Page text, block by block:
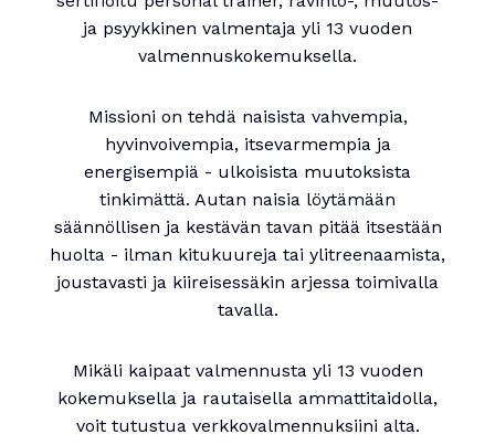
ja psyykkinen valmentaja yli 13 vuoden
valmennuskokemuksella.
Missioni on tehdä naisista vahvempia,
hyvinvoivempia, itsevarmempia ja
energisempiä - ulkoisista muutoksista
tinkimättä. Autan naisia löytämään
säännöllisen ja kestävän tavan pitää itsestään
huolta - ilman kitukuureja tai ylitreenaamista,
joustavasti ja kiireisessäkin arjessa toimivalla
tavalla.
Mikäli kaipaat valmennusta yli 13 vuoden
kokemuksella ja rautaisella ammattitaidolla,
voit tutustua verkkovalmennuksiini alta.